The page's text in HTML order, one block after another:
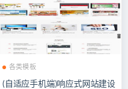
各类模板
(自适应手机端)响应式网站建设